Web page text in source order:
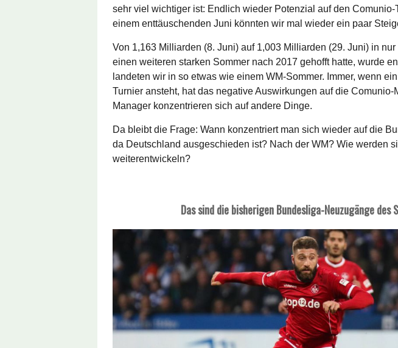
sehr viel wichtiger ist: Endlich wieder Potenzial auf den Comunio-
einem enttäuschenden Juni könnten wir mal wieder ein paar
Von 1,163 Milliarden (8. Juni) auf 1,003 Milliarden (29. Juni) in
einen weiteren starken Sommer nach 2017 gehofft hatte, wurde
landeten wir in so etwas wie einem WM-Sommer. Immer, wenn
Turnier ansteht, hat das negative Auswirkungen auf die Comunio-
Manager konzentrieren sich auf andere Dinge.
Da bleibt die Frage: Wann konzentriert man sich wieder auf die
da Deutschland ausgeschieden ist? Nach der WM? Wie werden
weiterentwickeln?
Das sind die bisherigen Bundesliga-Neuzugänge des